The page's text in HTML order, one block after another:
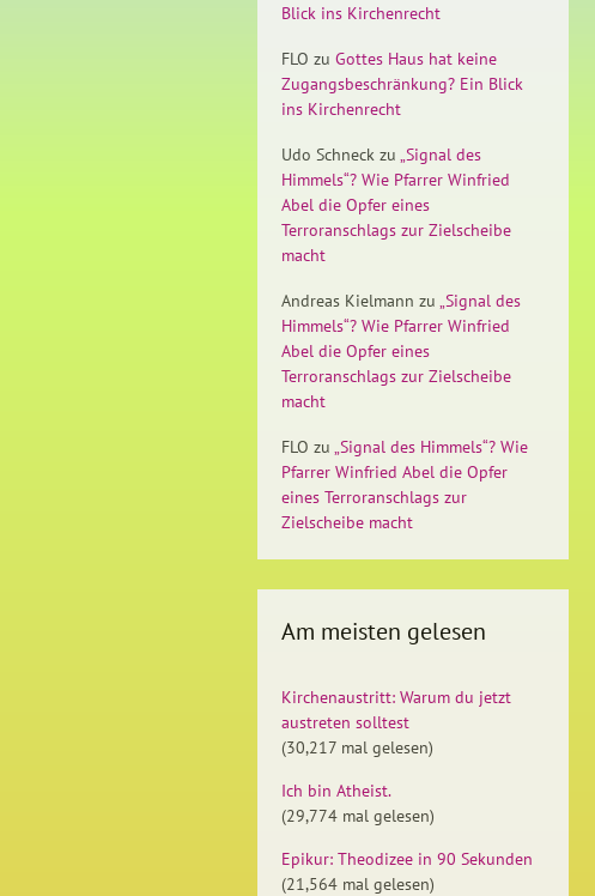
Blick ins Kirchenrecht
FLO zu Gottes Haus hat keine
Zugangsbeschränkung? Ein Blick
ins Kirchenrecht
Udo Schneck zu „Signal des
Himmels“? Wie Pfarrer Winfried
Abel die Opfer eines
Terroranschlags zur Zielscheibe
macht
Andreas Kielmann zu „Signal des
Himmels“? Wie Pfarrer Winfried
Abel die Opfer eines
Terroranschlags zur Zielscheibe
macht
FLO zu „Signal des Himmels“? Wie
Pfarrer Winfried Abel die Opfer
eines Terroranschlags zur
Zielscheibe macht
Am meisten gelesen
Kirchenaustritt: Warum du jetzt
austreten solltest
(30,217 mal gelesen)
Ich bin Atheist.
(29,774 mal gelesen)
Epikur: Theodizee in 90 Sekunden
(21,564 mal gelesen)